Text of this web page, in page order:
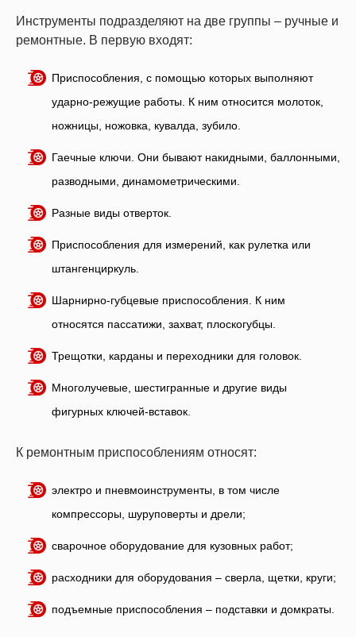
Инструменты подразделяют на две группы – ручные и
ремонтные. В первую входят:
Приспособления, с помощью которых выполняют
ударно-режущие работы. К ним относится молоток,
ножницы, ножовка, кувалда, зубило.
Гаечные ключи. Они бывают накидными, баллонными,
разводными, динамометрическими.
Разные виды отверток.
Приспособления для измерений, как рулетка или
штангенциркуль.
Шарнирно-губцевые приспособления. К ним
относятся пассатижи, захват, плоскогубцы.
Трещотки, карданы и переходники для головок.
Многолучевые, шестигранные и другие виды
фигурных ключей-вставок.
К ремонтным приспособлениям относят:
электро и пневмоинструменты, в том числе
компрессоры, шуруповерты и дрели;
сварочное оборудование для кузовных работ;
расходники для оборудования – сверла, щетки, круги;
подъемные приспособления – подставки и домкраты.